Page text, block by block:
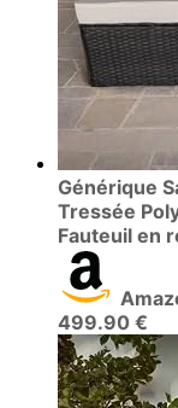
Générique
Tressée
Fauteuil en
499.90 €